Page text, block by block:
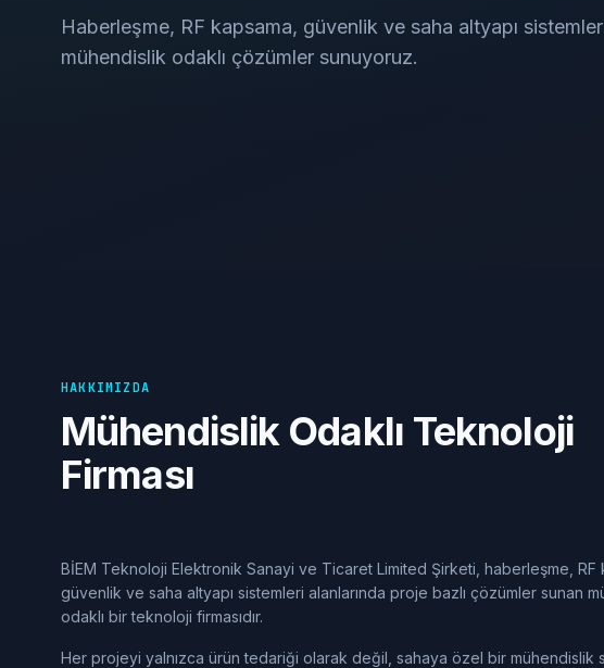
Haberleşme, RF kapsama, güvenlik ve saha altyapı
mühendislik odaklı çözümler sunuyoruz.
HAKKIMIZDA
Mühendislik Odaklı Teknoloji
Firması
BİEM Teknoloji Elektronik Sanayi ve Ticaret Limited Şirketi, haberleşme, RF
güvenlik ve saha altyapı sistemleri alanlarında proje bazlı çözümler sunan
odaklı bir teknoloji firmasıdır.
Her projeyi yalnızca ürün tedariği olarak değil, sahaya özel bir mühendislik